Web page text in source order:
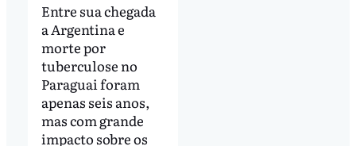
Entre sua chegada
a Argentina e
morte por
tuberculose no
Paraguai foram
apenas seis anos,
mas com grande
impacto sobre os